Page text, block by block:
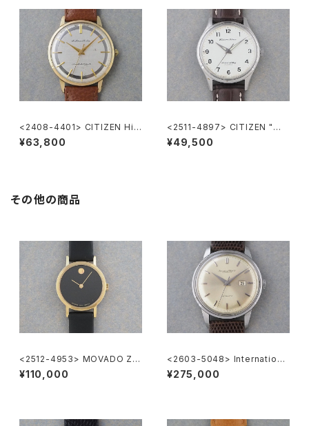
<2408-4401> CITIZEN Hi-
Line
¥63,800
<2511-4897> CITIZEN "広
鉄" Homer
¥49,500
その他の商品
<2512-4953> MOVADO ZE
NITH "Museum Watch"
¥110,000
<2603-5048> Internationa
l National Co. Ref.648A
¥275,000